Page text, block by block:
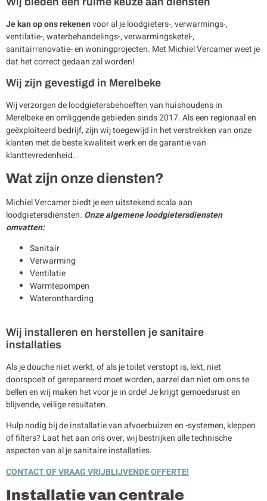
Je kan op ons rekenenvoor al je loodgieters-, verwarmings-,
ventilatie-, waterbehandelings-, verwarmingsketel-,
sanitairrenovatie- en woningprojecten. Met Michiel Vercamer weet je
dat het correct gedaan zal worden!
Wij zijn gevestigd in Merelbeke
Wij verzorgen de loodgietersbehoeften van huishoudens in
Merelbeke en omliggende gebieden sinds 2017. Als een regionaal en
geëxploiteerd bedrijf, zijn wij toegewijd in het verstrekken van onze
klanten met de beste kwaliteit werk en de garantie van
klanttevredenheid.
Wat zijn onze diensten?
Michiel Vercamer biedt je een uitstekend scala aan
loodgietersdiensten. Onze algemene loodgietersdiensten
omvatten:
Sanitair
Verwarming
Ventilatie
Warmtepompen
Waterontharding
Wij installeren en herstellen je sanitaire
installaties
Als je douche niet werkt, of als je toilet verstopt is, lekt, niet
doorspoelt of gerepareerd moet worden, aarzel dan niet om ons te
bellen en wij maken het voor je in orde! Je krijgt gemoedsrust en
blijvende, veilige resultaten.
Hulp nodig bij de installatie van afvoerbuizen en -systemen, kleppen
of filters? Laat het aan ons over, wij bestrijken alle technische
aspecten van al je sanitaire installaties.
CONTACT OF VRAAG VRIJBLIJVENDE OFFERTE!
Installatie van centrale